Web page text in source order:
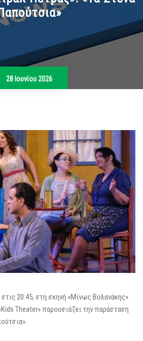
28 Ιουνίου 2026
στις 20:45, στη σκηνή «Μίνως Βολανάκης»
Theater» παρουσιάζει την παράσταση